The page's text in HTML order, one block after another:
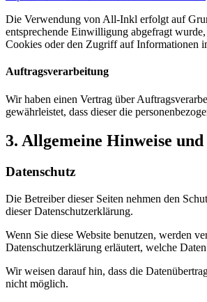
Die Verwendung von All-Inkl erfolgt auf
entsprechende Einwilligung abgefragt
Cookies oder den Zugriff auf Informationen
Auftragsverarbeitung
Wir haben einen Vertrag über
gewährleistet, dass dieser die
3. Allgemeine Hinweise
Datenschutz
Die Betreiber dieser Seiten nehmen den
dieser Datenschutzerklärung.
Wenn Sie diese Website benutzen, werden
Datenschutzerklärung erläutert, welche
Wir weisen darauf hin, dass die
nicht möglich.